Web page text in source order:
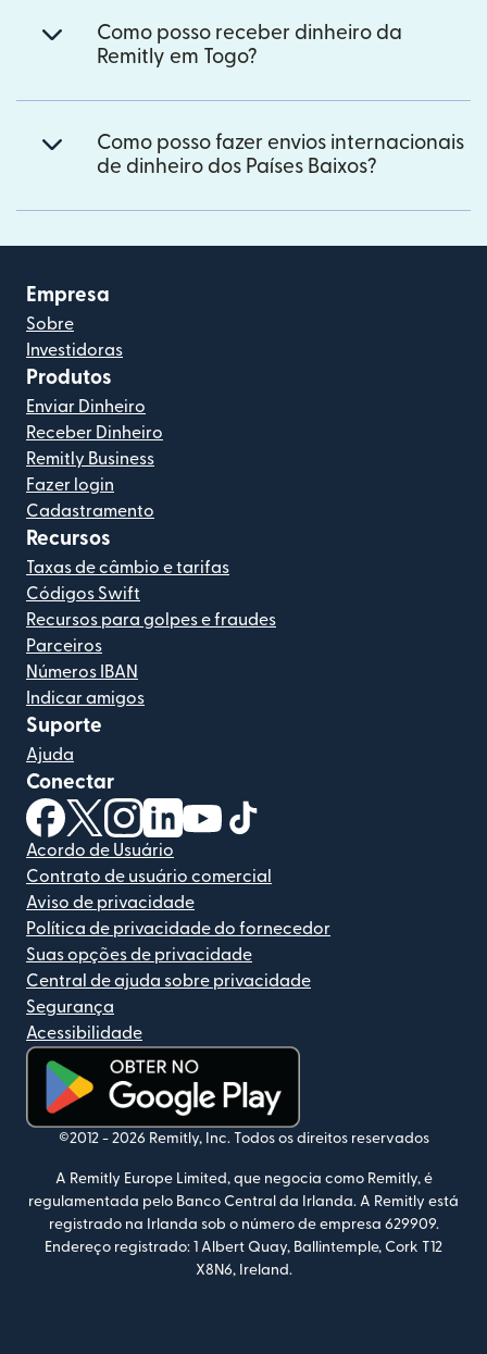
Como posso receber dinheiro da
Remitly em Togo?
Como posso fazer envios internacionais
de dinheiro dos Países Baixos?
Empresa
Sobre
Investidoras
Produtos
Enviar Dinheiro
Receber Dinheiro
Remitly Business
Fazer login
Cadastramento
Recursos
Taxas de câmbio e tarifas
Códigos Swift
Recursos para golpes e fraudes
Parceiros
Números IBAN
Indicar amigos
Suporte
Ajuda
Conectar
(abre em uma nova janela)
(abre em uma nova janela)
(abre em uma nova janela)
(abre em uma nova janela)
(abre em uma nova janela)
Acordo de Usuário
Contrato de usuário comercial
Aviso de privacidade
Política de privacidade do fornecedor
Suas opções de privacidade
Central de ajuda sobre privacidade
Segurança
Acessibilidade
(abre em uma nova janela)
©2012 - 2026 Remitly, Inc. Todos os direitos reservados
A Remitly Europe Limited, que negocia como Remitly, é
regulamentada pelo Banco Central da Irlanda. A Remitly está
registrado na Irlanda sob o número de empresa 629909.
Endereço registrado: 1 Albert Quay, Ballintemple, Cork T12
X8N6, Ireland.